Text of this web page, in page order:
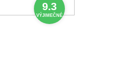
9.3
VÝJIMEČNÉ